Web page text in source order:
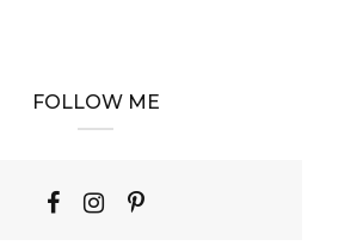
FOLLOW ME